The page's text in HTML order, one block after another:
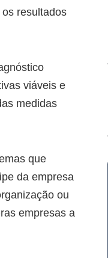
resultados
viáveis e
medidas
que
da empresa
ou
empresas a